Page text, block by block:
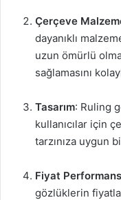
Çerçeve
dayanıklı
uzun ömürlü
sağlamasını
Tasarım: Ruling
kullanıcılar için
tarzınıza uygun
Fiyat Performans
gözlüklerin